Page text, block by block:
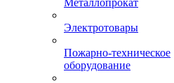
Металлопрокат
Электротовары
Пожарно-техническое
оборудование